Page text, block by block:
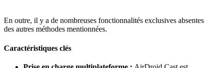
En outre, il y a de nombreuses fonctionnalités exclusives absentes
des autres méthodes mentionnées.
Caractéristiques clés